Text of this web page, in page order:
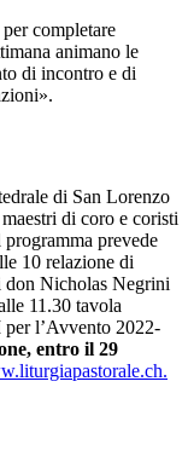
completare
animano le
di incontro e di
di San Lorenzo
di coro e coristi
prevede
10 relazione di
don Nicholas Negrini
11.30 tavola
per l’Avvento 2022-
entro il 29